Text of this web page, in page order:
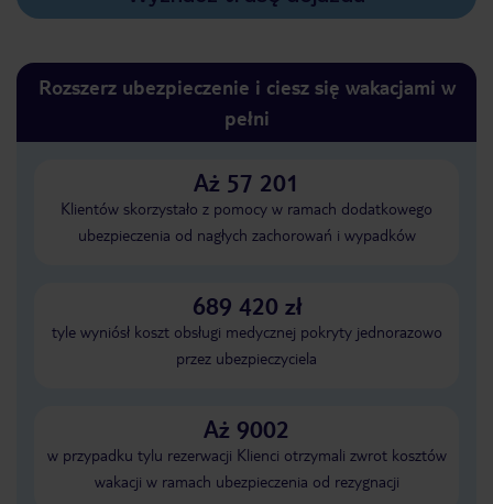
Rozszerz ubezpieczenie i ciesz się wakacjami w
pełni
Aż 57 201
Klientów skorzystało z pomocy w ramach dodatkowego
ubezpieczenia od nagłych zachorowań i wypadków
689 420 zł
tyle wyniósł koszt obsługi medycznej pokryty jednorazowo
przez ubezpieczyciela
Aż 9002
w przypadku tylu rezerwacji Klienci otrzymali zwrot kosztów
wakacji w ramach ubezpieczenia od rezygnacji